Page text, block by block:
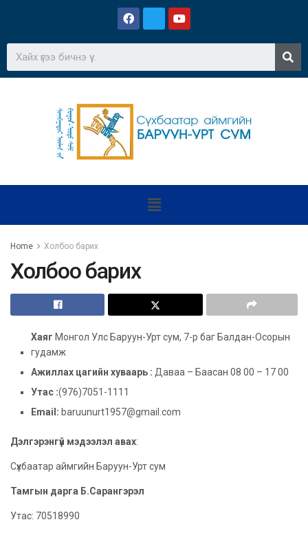
Home Холбоо барих
Холбоо барих
Хаяг Монгол Улс Баруун-Урт сум, 7-р баг Балдан-Осорын
гудамж
Ажиллах цагийн хуваарь : Даваа – Баасан 08 00 – 17 00
Утас :(976)7051-1111
Email: baruunurt1957@gmail.com
Дэлгэрэнгүй мэдээлэл авах:
Сүхбаатар аймгийн Баруун-Урт сум
Тамгын дарга Б.Сарангэрэл
Утас: 70518990